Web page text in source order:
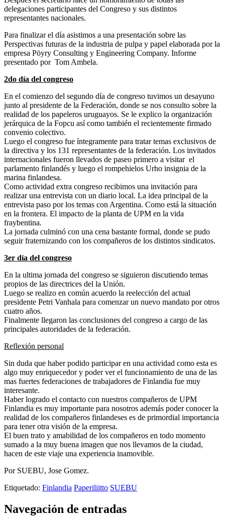
delegaciones participantes del Congreso y sus distintos
representantes nacionales.
Para finalizar el día asistimos a una presentación sobre las
Perspectivas futuras de la industria de pulpa y papel elaborada por la
empresa Pöyry Consulting y Engineering Company. Informe
presentado por Tom Ambela.
2do día del congreso
En el comienzo del segundo día de congreso tuvimos un desayuno
junto al presidente de la Federación, donde se nos consulto sobre la
realidad de los papeleros uruguayos. Se le explico la organización
jerárquica de la Fopcu así como también el recientemente firmado
convenio colectivo.
Luego el congreso fue íntegramente para tratar temas exclusivos de
la directiva y los 131 representantes de la federación. Los invitados
internacionales fueron llevados de paseo primero a visitar el
parlamento finlandés y luego el rompehielos Urho insignia de la
marina finlandesa.
Como actividad extra congreso recibimos una invitación para
realizar una entrevista con un diario local. La idea principal de la
entrevista paso por los temas con Argentina. Como está la situación
en la frontera. El impacto de la planta de UPM en la vida
fraybentina.
La jornada culminó con una cena bastante formal, donde se pudo
seguir fraternizando con los compañeros de los distintos sindicatos.
3er día del congreso
En la ultima jornada del congreso se siguieron discutiendo temas
propios de las directrices del la Unión.
Luego se realizo en común acuerdo la reelección del actual
presidente Petri Vanhala para comenzar un nuevo mandato por otros
cuatro años.
Finalmente llegaron las conclusiones del congreso a cargo de las
principales autoridades de la federación.
Reflexión personal
Sin duda que haber podido participar en una actividad como esta es
algo muy enriquecedor y poder ver el funcionamiento de una de las
mas fuertes federaciones de trabajadores de Finlandia fue muy
interesante.
Haber logrado el contacto con nuestros compañeros de UPM
Finlandia es muy importante para nosotros además poder conocer la
realidad de los compañeros finlandeses es de primordial importancia
para tener otra visión de la empresa.
El buen trato y amabilidad de los compañeros en todo momento
sumado a la muy buena imagen que nos llevamos de la ciudad,
hacen de este viaje una experiencia inamovible.
Por SUEBU, Jose Gomez.
Etiquetado: Finlandia Paperiliitto SUEBU
Navegación de entradas